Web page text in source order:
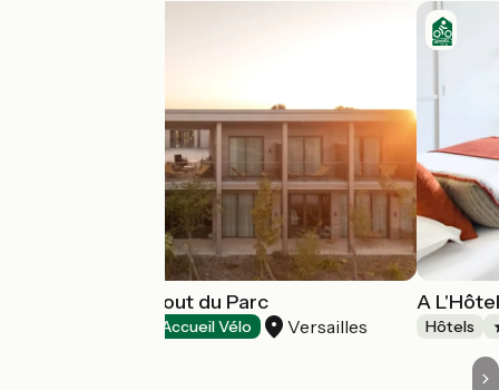
Café-Hôtel le bout du Parc
Accueil Vélo Versailles
A
Hôtels